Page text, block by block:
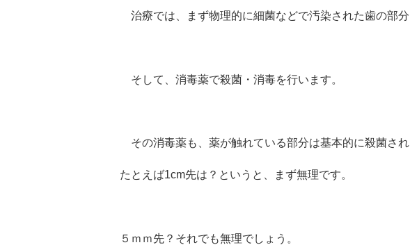
治療では、まず物理的に細菌などで汚染された歯の部
そして、消毒薬で殺菌・消毒を行います。
その消毒薬も、薬が触れている部分は基本的に殺菌され
たとえば1cm先は？というと、まず無理です。
５ｍｍ先？それでも無理でしょう。